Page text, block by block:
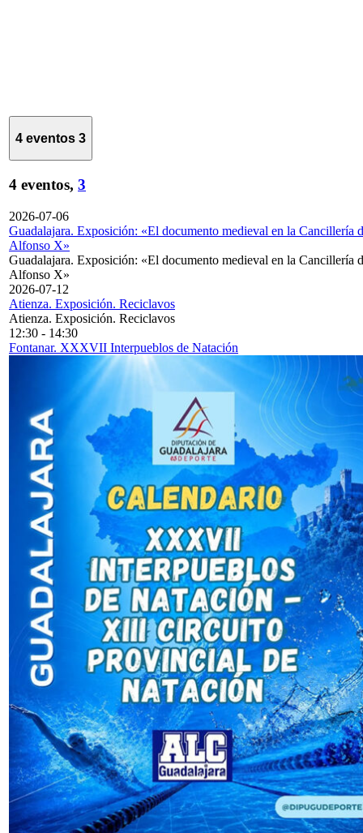
4 eventos 3
4 eventos, 3
2026-07-06
Guadalajara. Exposición: «El documento medieval en la Cancillería
Alfonso X»
Guadalajara. Exposición: «El documento medieval en la Cancillería
Alfonso X»
2026-07-12
Atienza. Exposición. Reciclavos
Atienza. Exposición. Reciclavos
12:30 - 14:30
Fontanar. XXXVII Interpueblos de Natación